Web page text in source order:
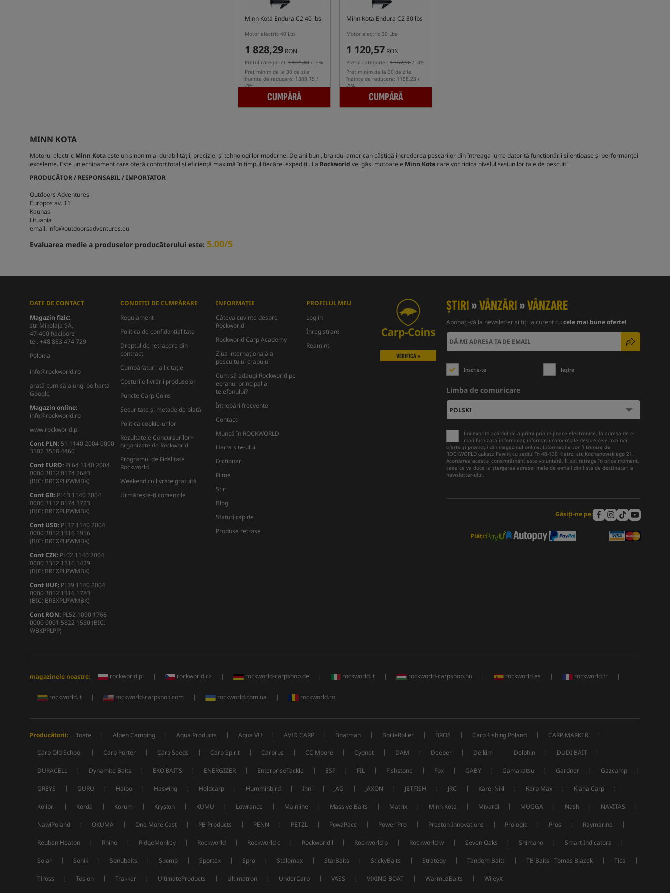
Minn Kota Endura C2 40 lbs
Motor electric 40 Lbs
1 828,29 RON
Pretul categoriei: 1 875,48 / -3%
Preț minim de la 30 de zile
înainte de reducere: 1889.75 /
-3%
CUMPĂRĂ
Minn Kota Endura C2 30 lbs
Motor electric 30 Lbs
1 120,57 RON
Pretul categoriei: 1 167,76 / -4%
Preț minim de la 30 de zile
înainte de reducere: 1158.23 /
-3%
CUMPĂRĂ
MINN KOTA
Motorul electric Minn Kotaeste un sinonim al durabilității, preciziei și tehnologiilor moderne. De ani buni, brandul american câștigă încrederea pescarilor din întreaga lume datorită funcționării silențioase și performanței
excelente. Este un echipament care oferă confort total și eficiență maximă în timpul fiecărei expediții. La Rockworld vei găsi motoarele Minn Kotacare vor ridica nivelul sesiunilor tale de pescuit!
PRODUCĂTOR / RESPONSABIL / IMPORTATOR
Outdoors Adventures
Europos av. 11
Kaunas
Lituania
email: info@outdoorsadventures.eu
Evaluarea medie a produselor producătorului este: 5.00/5
ȘTIRI»VÂNZĂRI»VÂNZARE
Abonați-vă la newsletter și fiți la curent cucele mai bune oferte!
Inscrie-te Ieșire
Limba de comunicare
Îmi exprim acordul de a primi prin mijloace electronice, la adresa de e-
mail furnizată în formular, informații comerciale despre cele mai noi
oferte și promoții din magazinul online. Informațiile vor fi trimise de
ROCKWORLD Łukasz Pawlik cu sediul în 48-130 Kietrz, str. Kochanowskiego 21.
Acordarea acestui consimțământ este voluntară. Îl pot retrage în orice moment,
ceea ce va duce la ștergerea adresei mele de e-mail din lista de destinatari a
newsletter-ului.
Găsiți-ne pe:
Plăți:
DATE DE CONTACT
Magazin fizic:
str. Mikołaja 9A,
47-400 Racibórz
tel. +48 883 474 729
Polonia
info@rockworld.ro
arată cum să ajungi pe harta
Google
Magazin online:
info@rockworld.ro
www.rockworld.pl
Cont PLN:51 1140 2004 0000
3102 3558 4460
Cont EURO:PL64 1140 2004
0000 3812 0174 2683
(BIC: BREXPLPWMBK)
Cont GB:PL63 1140 2004
0000 3112 0174 3723
(BIC: BREXPLPWMBK)
Cont USD:PL37 1140 2004
0000 3012 1316 1916
(BIC: BREXPLPWMBK)
Cont CZK:PL02 1140 2004
0000 3312 1316 1429
(BIC: BREXPLPWMBK)
Cont HUF:PL39 1140 2004
0000 3012 1316 1783
(BIC: BREXPLPWMBK)
Cont RON:PL52 1090 1766
0000 0001 5822 1550 (BIC:
WBKPPLPP)
CONDIȚII DE CUMPĂRARE
Regulament
Politica de confidențialitate
Dreptul de retragere din
contract
Cumpărături la licitație
Costurile livrării produselor
Puncte Carp Coins
Securitate și metode de plată
Politica cookie-urilor
Rezultatele Concursurilor+
organizate de Rockworld
Programul de Fidelitate
Rockworld
Weekend cu livrare gratuită
Urmărește-ți comenzile
INFORMAȚIE
Câteva cuvinte despre
Rockworld
Rockworld Carp Academy
Ziua internațională a
pescuitului crapului
Cum să adaugi Rockworld pe
ecranul principal al
telefonului?
Întrebări frecvente
Contact
Muncă în ROCKWORLD
Harta site-ului
Dicţionar
Filme
Știri
Blog
Sfaturi rapide
Produse retrase
PROFILUL MEU
Log in
Înregistrare
Reaminti
VERIFICA »
magazinele noastre: rockworld.pl | rockworld.cz | rockworld-carpshop.de | rockworld.it | rockworld-carpshop.hu | rockworld.es | rockworld.fr |
rockworld.lt | rockworld-carpshop.com | rockworld.com.ua | rockworld.ro
Producătorii: Toate | Alpen Camping | Aqua Products | Aqua VU | AVID CARP | Boatman | BoilieRoller | BROS | Carp Fishing Poland | CARP MARKER |
Carp Old School | Carp Porter | Carp Seeds | Carp Spirit | Carprus | CC Moore | Cygnet | DAM | Deeper | Delkim | Delphin | DUDI BAIT |
DURACELL | Dynamite Baits | EKO BAITS | ENERGIZER | EnterpriseTackle | ESP | FIL | Fishstone | Fox | GABY | Gamakatsu | Gardner | Gazcamp |
GREYS | GURU | Haibo | Haswing | Holdcarp | Humminbird | Inni | JAG | JAXON | JETFISH | JRC | Karel Nikl | Karp Max | Kiana Carp |
Kolibri | Korda | Korum | Kryston | KUMU | Lowrance | Mainline | Massive Baits | Matrix | Minn Kota | Mivardi | MUGGA | Nash | NAVITAS |
NawiPoland | OKUMA | One More Cast | PB Products | PENN | PETZL | PowaPacs | Power Pro | Preston Innovations | Prologic | Pros | Raymarine |
Reuben Heaton | Rhino | RidgeMonkey | Rockworld | Rockworld c | Rockworld ł | Rockworld p | Rockworld w | Seven Oaks | Shimano | Smart Indicators |
Solar | Sonik | Sonubaits | Spomb | Sportex | Spro | Stalomax | StarBaits | StickyBaits | Strategy | Tandem Baits | TB Baits - Tomas Blazek | Tica |
Tiross | Toslon | Trakker | UltimateProducts | Ultimatron | UnderCarp | VASS | VIKING BOAT | WarmuzBaits | WileyX